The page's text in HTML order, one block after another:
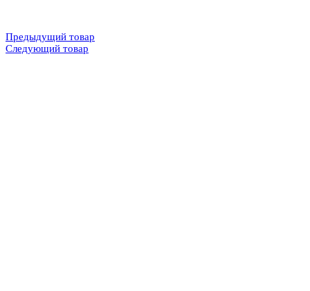
Предыдущий товар
Следующий товар